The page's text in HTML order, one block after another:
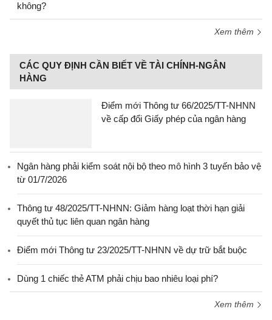
không?
Xem thêm
CÁC QUY ĐỊNH CẦN BIẾT VỀ TÀI CHÍNH-NGÂN
HÀNG
Điểm mới Thông tư 66/2025/TT-NHNN
về cấp đổi Giấy phép của ngân hàng
Ngân hàng phải kiểm soát nội bộ theo mô hình 3 tuyến bảo vệ
từ 01/7/2026
Thông tư 48/2025/TT-NHNN: Giảm hàng loạt thời hạn giải
quyết thủ tục liên quan ngân hàng
Điểm mới Thông tư 23/2025/TT-NHNN về dự trữ bắt buộc
Dùng 1 chiếc thẻ ATM phải chịu bao nhiêu loại phí?
Xem thêm